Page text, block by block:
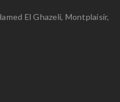
El Ghazeli, Montplaisir,